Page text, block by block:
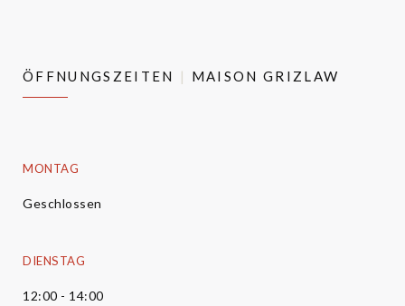
ÖFFNUNGSZEITEN MAISON GRIZLAW
MONTAG
Geschlossen
DIENSTAG
12:00 - 14:00